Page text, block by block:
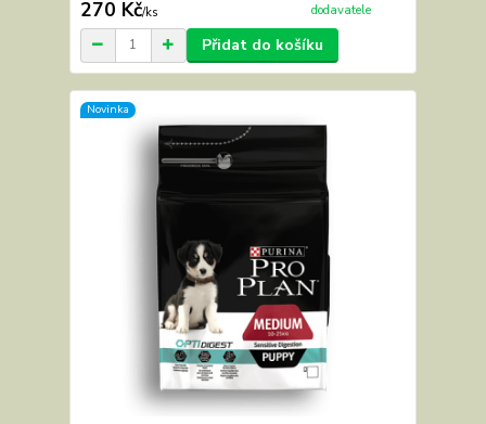
270 Kč/ks
dodavatele
Přidat do košíku
Novinka